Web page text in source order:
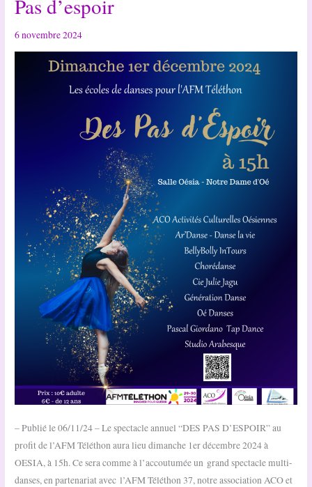
Pas d’espoir
6 novembre 2024
– Publié le 06/11/24 – Le spectacle annuel “DES PAS D’ESPOIR” au
profit de l’AFM Téléthon aura lieu dimanche 1er décembre 2024 à
OESIA, à 15h. Ce sera comme à l’accoutumée un grand spectacle multi-
danses, en partenariat avec l’AFM Téléthon 37, notre association ACO et